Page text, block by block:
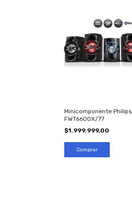
Minicomponente Philips
FWT6600X/77
$1.999.999,00